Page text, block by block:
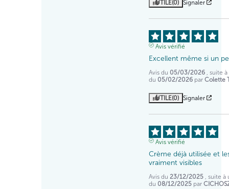
UTILE(0) Signaler
Avis vérifié
Excellent même si un
Avis du 05/03/2026
, suite
du 05/02/2026 parColette
UTILE(0) Signaler
Avis vérifié
Crème déjà utilisée et
vraiment visibles
Avis du 23/12/2025
, suite
du 08/12/2025 par